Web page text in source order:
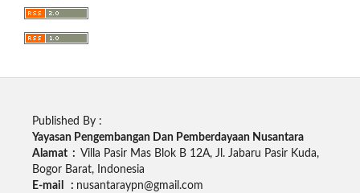
Published By :
Yayasan Pengembangan Dan Pemberdayaan Nusantara
Alamat : Villa Pasir Mas Blok B 12A, Jl. Jabaru Pasir Kuda,
Bogor Barat, Indonesia
E-mail : nusantaraypn@gmail.com